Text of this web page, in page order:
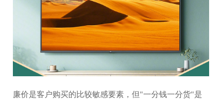
廉价是客户购买的比较敏感要素，但"一分钱一分货"是